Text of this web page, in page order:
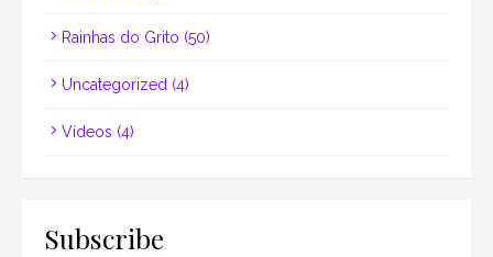
Rainhas do Grito (50)
Uncategorized (4)
Vídeos (4)
Subscribe